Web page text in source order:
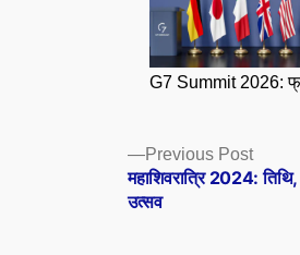
G7 Summit 2026:
Posts
navigation
Previous Post
post:
महाशिवरात्रि 2024:
उत्सव